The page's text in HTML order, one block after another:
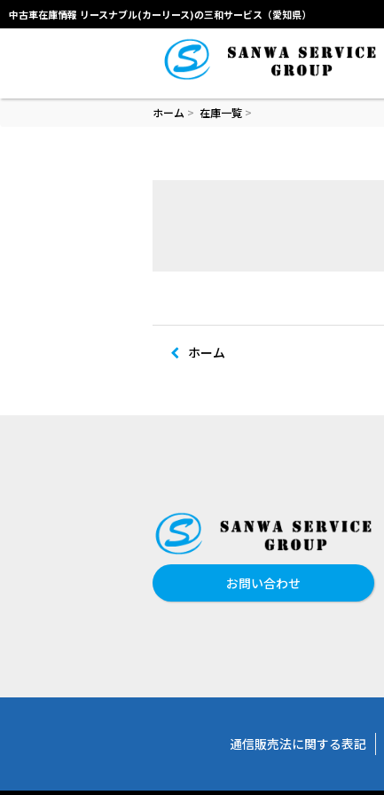
中古車在庫情報 リースナブル(カーリース)の三和サービス（愛知県）
ホーム > 在庫一覧 >
ホーム
お問い合わせ
通信販売法に関する表記